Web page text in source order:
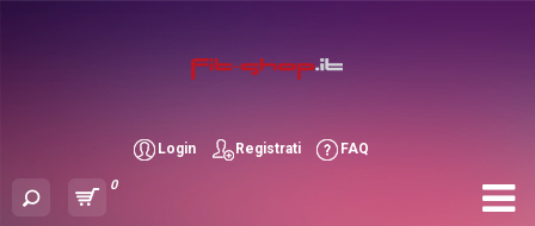
Login Registrati FAQ
0